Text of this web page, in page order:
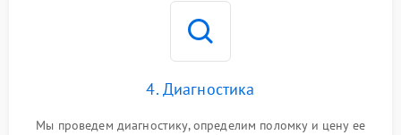
4. Диагностика
Мы проведем диагностику, определим поломку и цену ее